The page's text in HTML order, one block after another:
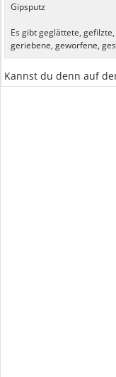
Gipsputz
Es gibt geglättete,
geriebene, geworfene,
Kannst du denn auf